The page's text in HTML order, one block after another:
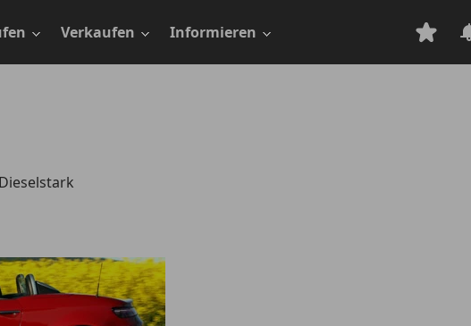
Verkaufen Informieren